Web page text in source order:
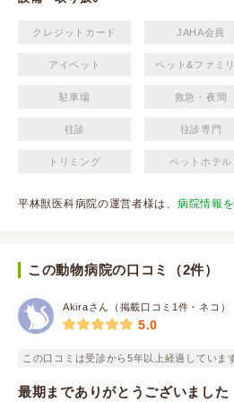
クレジットカード JAHA会員
アイペット ペット&ファミ
駐車場 救急・夜間
往診 往診専門
トリミング ペットホテル
平林獣医科病院の運営者様は、 病院情報
この動物病院の口コミ（2件）
Akiraさん（掲載口コミ1件・ネコ）
5.0
この口コミは受診から5年以上経過していま
最期までありがとうございました